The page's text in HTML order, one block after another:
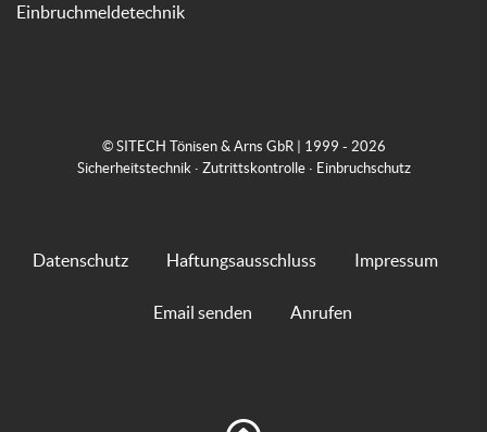
Einbruchmeldetechnik
© SITECH Tönisen & Arns GbR | 1999 - 2026
Sicherheitstechnik · Zutrittskontrolle · Einbruchschutz
Datenschutz Haftungsausschluss Impressum
Email senden Anrufen